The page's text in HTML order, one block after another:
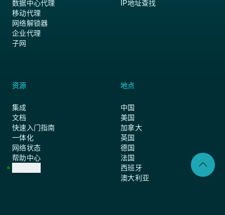
数据中心代理
移动代理
网络解锁器
企业代理
子网
IP地址查找
资源
集成
文档
快速入门指南
一体化
网络状态
帮助中心
地点
中国
美国
加拿大
英国
德国
法国
西班牙
澳大利亚